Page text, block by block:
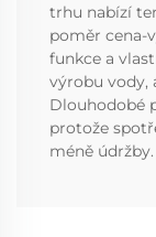
trhu nabízí
poměr cena-
funkce a
výrobu vody,
Dlouhodobé
protože
méně údržby.